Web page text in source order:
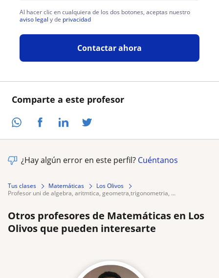
Comparte a este profesor
Al hacer clic en cualquiera de los dos botones, aceptas nuestro
aviso legal y de privacidad
Contactar ahora
¿Hay algún error en este perfil? Cuéntanos
Tus clases Matemáticas
Los Olivos
profesor uni de algebra, aritmtica, geometra,trigonometria, ...
Otros profesores de Matemáticas en Los
Olivos que pueden interesarte